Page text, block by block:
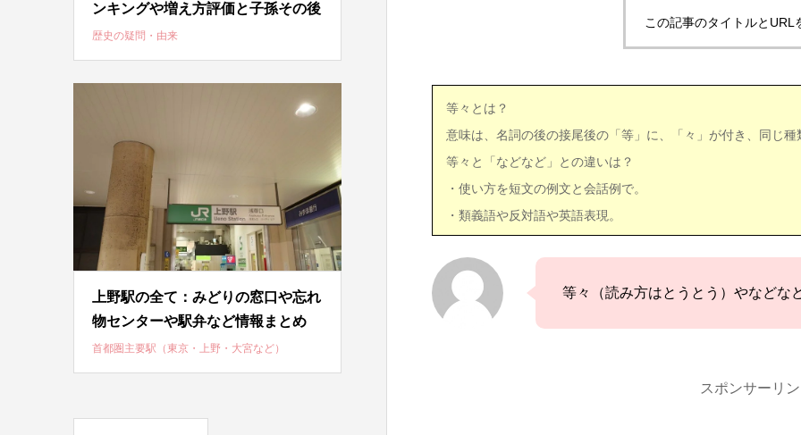
この記事のタイトルとURL
等々とは？
意味は、名詞の後の接尾後の「等」に、「々」が付き、同じ
等々と「などなど」との違いは？
・使い方を短文の例文と会話例で。
・類義語や反対語や英語表現。
等々（読み方はとうとう）やなどな
スポンサーリン
ンキングや増え方評価と子孫その後
歴史の疑問・由来
上野駅の全て：みどりの窓口や忘れ
物センターや駅弁など情報まとめ
首都圏主要駅（東京・上野・大宮など）